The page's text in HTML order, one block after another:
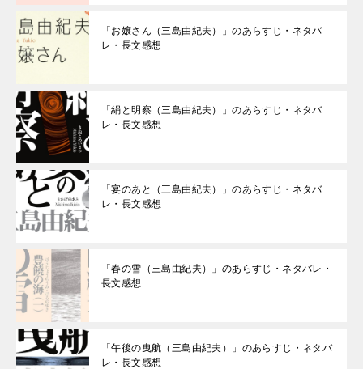
「お嬢さん（三島由紀夫）」のあらすじ・ネタバ
レ・長文感想
「絹と明察（三島由紀夫）」のあらすじ・ネタバ
レ・長文感想
「宴のあと（三島由紀夫）」のあらすじ・ネタバ
レ・長文感想
「春の雪（三島由紀夫）」のあらすじ・ネタバレ・
長文感想
「午後の曳航（三島由紀夫）」のあらすじ・ネタバ
レ・長文感想